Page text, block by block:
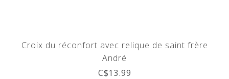
Croix du réconfort avec relique de saint frère
André
C$13.99